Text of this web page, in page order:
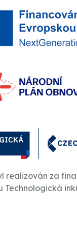
realizován za
Technologická